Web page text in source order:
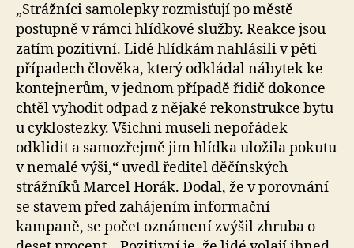
„Strážníci samolepky rozmisťují po městě
postupně v rámci hlídkové služby. Reakce jsou
zatím pozitivní. Lidé hlídkám nahlásili v pěti
případech člověka, který odkládal nábytek ke
kontejnerům, v jednom případě řidič dokonce
chtěl vyhodit odpad z nějaké rekonstrukce bytu
u cyklostezky. Všichni museli nepořádek
odklidit a samozřejmě jim hlídka uložila pokutu
v nemalé výši,“ uvedl ředitel děčínských
strážníků Marcel Horák. Dodal, že v porovnání
se stavem před zahájením informační
kampaně, se počet oznámení zvýšil zhruba o